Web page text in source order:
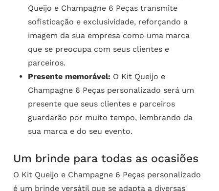
Queijo e Champagne 6 Peças transmite
sofisticação e exclusividade, reforçando a
imagem da sua empresa como uma marca
que se preocupa com seus clientes e
parceiros.
Presente memorável: O Kit Queijo e
Champagne 6 Peças personalizado será um
presente que seus clientes e parceiros
guardarão por muito tempo, lembrando da
sua marca e do seu evento.
Um brinde para todas as ocasiões
O Kit Queijo e Champagne 6 Peças personalizado
é um brinde versátil que se adapta a diversas